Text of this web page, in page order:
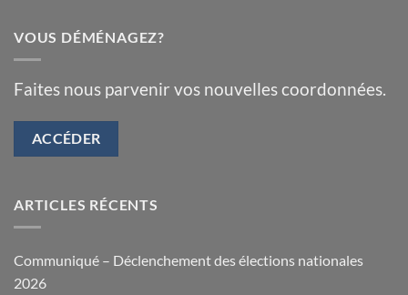
VOUS DÉMÉNAGEZ?
Faites nous parvenir vos nouvelles coordonnées.
ACCÉDER
ARTICLES RÉCENTS
Communiqué – Déclenchement des élections nationales
2026